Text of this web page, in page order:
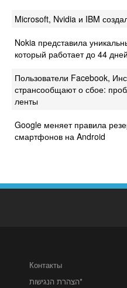
Microsoft, Nvidia и IBM
Nokia представила
который работает до 44
Пользователи Facebook,
странсообщают о сбое:
ленты
Google меняет правила
смартфонов на Android
Контакты
הצהרת הנגישות*